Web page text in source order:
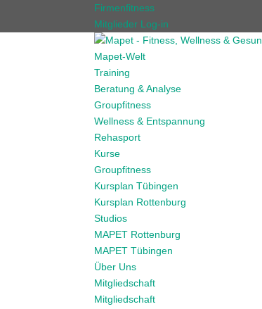
Firmenfitness
Mitglieder Log-in
Mapet-Welt
Training
Beratung & Analyse
Groupfitness
Wellness & Entspannung
Rehasport
Kurse
Groupfitness
Kursplan Tübingen
Kursplan Rottenburg
Studios
MAPET Rottenburg
MAPET Tübingen
Über Uns
Mitgliedschaft
Mitgliedschaft